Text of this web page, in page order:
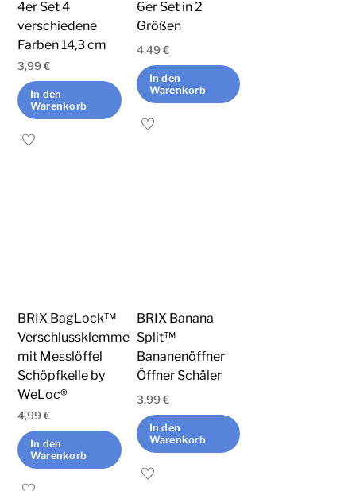
Produktseite
gewählt
werden
4er Set 4
verschiedene
Farben 14,3 cm
3,99€
In den
Warenkorb
6er Set in 2
Größen
4,49€
In den
Warenkorb
BRIX BagLock™
Verschlussklemme
mit Messlöffel
Schöpfkelle by
WeLoc®
4,99€
In den
Warenkorb
BRIX Banana
Split™
Bananenöffner
Öffner Schäler
3,99€
In den
Warenkorb